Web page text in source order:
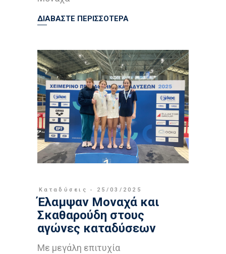
ΔΙΑΒΑΣΤΕ ΠΕΡΙΣΣΟΤΕΡΑ
Καταδύσεις 25/03/2025
Έλαμψαν Μοναχά και
Σκαθαρούδη στους
αγώνες καταδύσεων
Με μεγάλη επιτυχία